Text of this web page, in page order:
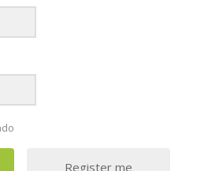
Register me